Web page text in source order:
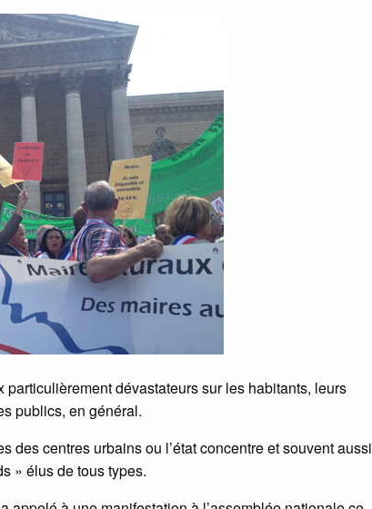
dévastateurs sur les habitants, leurs
publics, en général.
des centres urbains ou l’état concentre et souvent aussi
» élus de tous types.